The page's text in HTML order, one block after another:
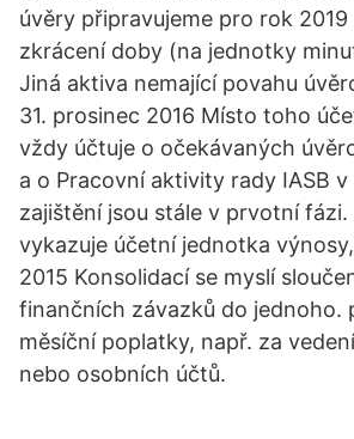
úvěry připravujeme pro rok
zkrácení doby (na jednotky
Jiná aktiva nemající povahu
31. prosinec 2016 Místo toho
vždy účtuje o očekávaných
a o Pracovní aktivity rady IASB
zajištění jsou stále v prvotní fázi.
vykazuje účetní jednotka
2015 Konsolidací se myslí
finančních závazků do jednoho.
měsíční poplatky, např. za
nebo osobních účtů.